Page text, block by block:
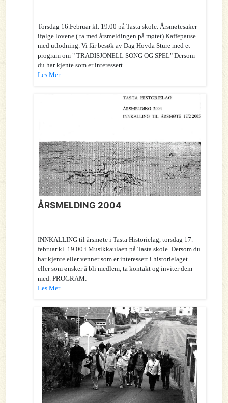
Torsdag 16.Februar kl. 19.00 på Tasta skole. Årsmøtesaker
ifølge lovene ( ta med årsmeldingen på møtet) Kaffepause
med utlodning. Vi får besøk av Dag Hovda Sture med et
program om " TRADISJONELL SONG OG SPEL" Dersom
du har kjente som er interessert...
Les Mer
ÅRSMELDING 2004
INNKALLING til årsmøte i Tasta Historielag, torsdag 17.
februar kl. 19.00 i Musikkaulaen på Tasta skole. Dersom du
har kjente eller venner som er interessert i historielaget
eller som ønsker å bli medlem, ta kontakt og inviter dem
med. PROGRAM:
Les Mer